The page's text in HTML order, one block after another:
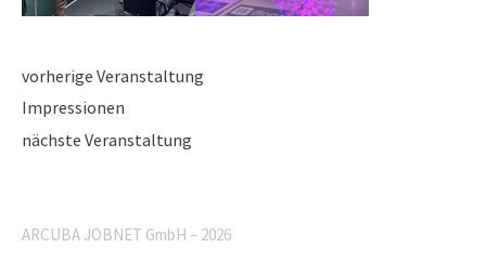
vorherige Veranstaltung
Impressionen
nächste Veranstaltung
ARCUBA JOBNET GmbH – 2026